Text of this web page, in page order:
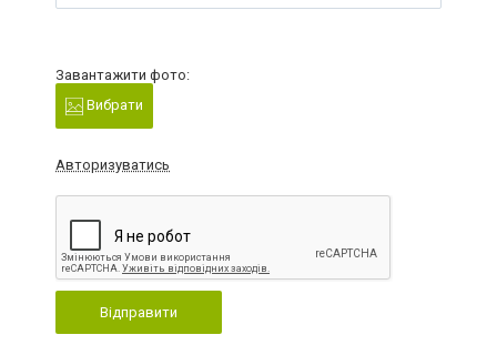
Завантажити фото:
Вибрати
Авторизуватись
Відправити